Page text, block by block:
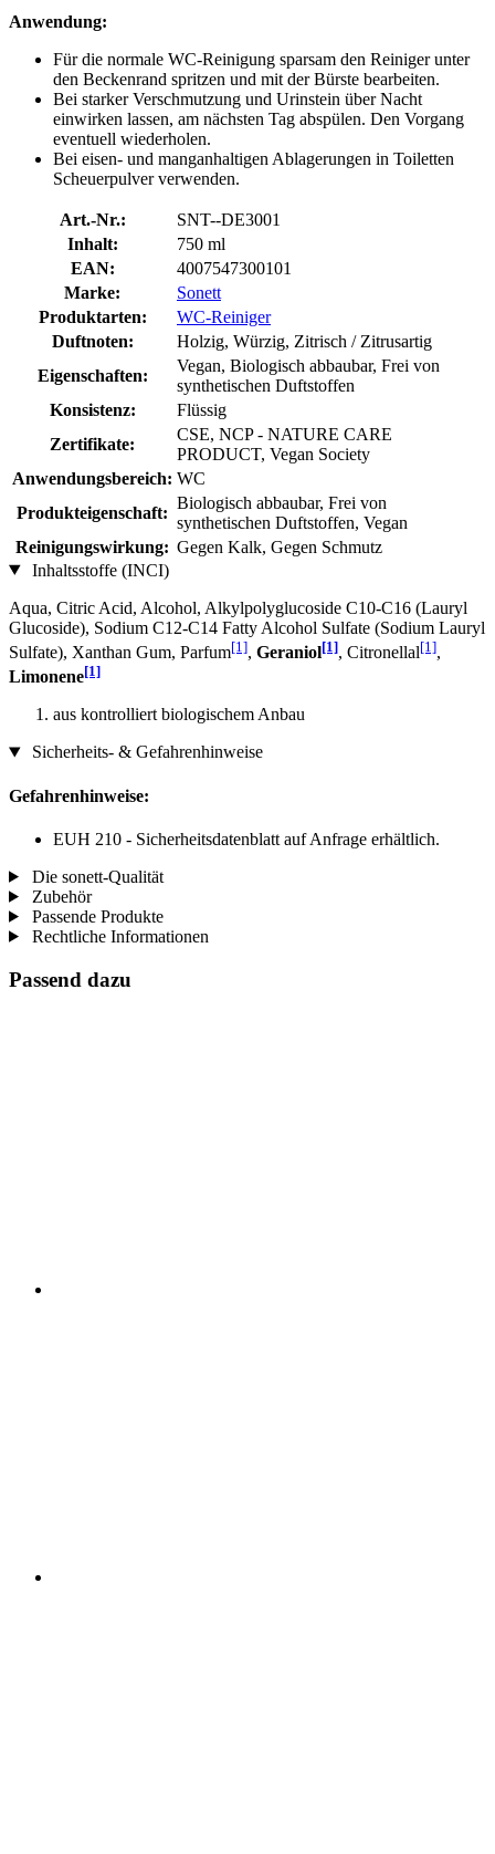
Anwendung:
Für die normale WC-Reinigung sparsam den Reiniger unter
den Beckenrand spritzen und mit der Bürste bearbeiten.
Bei starker Verschmutzung und Urinstein über Nacht
einwirken lassen, am nächsten Tag abspülen. Den Vorgang
eventuell wiederholen.
Bei eisen- und manganhaltigen Ablagerungen in Toiletten
Scheuerpulver verwenden.
Art.-Nr.:
SNT--DE3001
Inhalt:
750 ml
EAN:
4007547300101
Marke:
Sonett
Produktarten:
WC-Reiniger
Duftnoten:
Holzig, Würzig, Zitrisch / Zitrusartig
Eigenschaften:
Vegan, Biologisch abbaubar, Frei von
synthetischen Duftstoffen
Konsistenz:
Flüssig
Zertifikate:
CSE, NCP - NATURE CARE
PRODUCT, Vegan Society
Anwendungsbereich: WC
Produkteigenschaft:
Biologisch abbaubar, Frei von
synthetischen Duftstoffen, Vegan
Reinigungswirkung: Gegen Kalk, Gegen Schmutz
Inhaltsstoffe (INCI)
Aqua, Citric Acid, Alcohol, Alkylpolyglucoside C10-C16 (Lauryl
Glucoside), Sodium C12-C14 Fatty Alcohol Sulfate (Sodium Lauryl
Sulfate), Xanthan Gum, Parfum[1], Geraniol[1], Citronellal[1],
Limonene[1]
aus kontrolliert biologischem Anbau
Sicherheits- & Gefahrenhinweise
Gefahrenhinweise:
EUH 210 - Sicherheitsdatenblatt auf Anfrage erhältlich.
Die sonett-Qualität
Zubehör
Passende Produkte
Rechtliche Informationen
Passend dazu